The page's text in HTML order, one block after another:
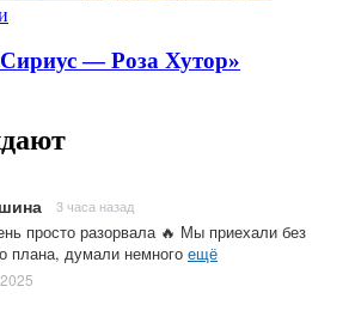
— Роза Хутор»
3 часа назад
просто разорвала 🔥 Мы приехали без
плана, думали немного ещё